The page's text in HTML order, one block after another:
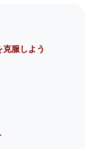
服しよう